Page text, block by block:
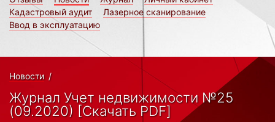
Кадастровый аудит
Лазерное сканирование
Ввод в эксплуатацию
Новости /
Журнал Учет недвижимости №25
(09.2020) [Скачать PDF]